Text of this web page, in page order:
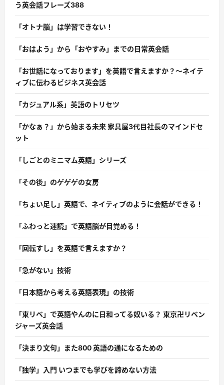
う英会話フレーズ388
「オトナ脳」は学習できない！
「おはよう」から「おやすみ」までの日常英会話
「お世話になっております」を英語で言えますか？〜ネイテ
ィブに伝わるビジネス英会話
「カジュアル系」英語のトリセツ
「かなぁ？」から始まる未来 家具屋3代目社長のマインドセ
ット
「しごとのミニマム英語」シリーズ
「その後」のゲゲゲの女房
「ちょい足し」英語で、ネイティブのように会話ができる！
「ふわっと速読」で英語脳が目覚める！
「回転すし」を英語で言えますか？
「急がない」技術
「日本語から考える英語表現」の技術
「東リベ」で英語やんのに日和ってる奴いる？ 東京卍リベン
ジャーズ英会話
「決まり文句」また800 英語の通になるための
「独学」入門 いつまでも学びを諦めない方法